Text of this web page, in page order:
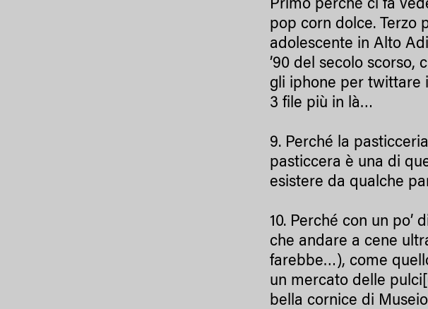
Primo perché ci fa
pop corn dolce. Terzo
adolescente in Alto
’90 del secolo scorso,
gli iphone per twittare
3 file più in là…
9. Perché la
pasticcera è una di
esistere da qualche
10. Perché con un
che andare a cene
farebbe…), come
un mercato delle pulci
bella cornice di